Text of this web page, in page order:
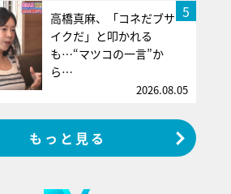
5
高橋真麻、「コネだブサ
イクだ」と叩かれる
も…“マツコの一言”か
ら…
2026.08.05
もっと見る